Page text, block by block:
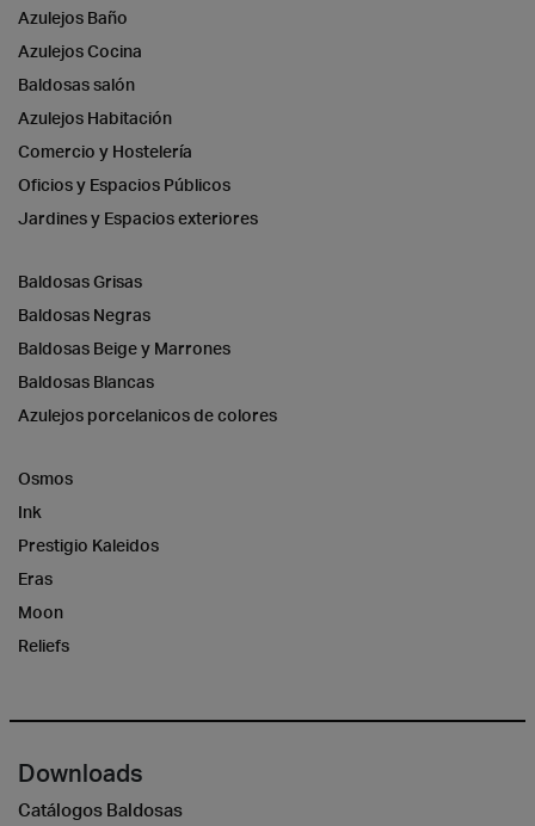
Azulejos Baño
Azulejos Cocina
Baldosas salón
Azulejos Habitación
Comercio y Hostelería
Oficios y Espacios Públicos
Jardines y Espacios exteriores
Baldosas Grisas
Baldosas Negras
Baldosas Beige y Marrones
Baldosas Blancas
Azulejos porcelanicos de colores
Osmos
Ink
Prestigio Kaleidos
Eras
Moon
Reliefs
Downloads
Catálogos Baldosas